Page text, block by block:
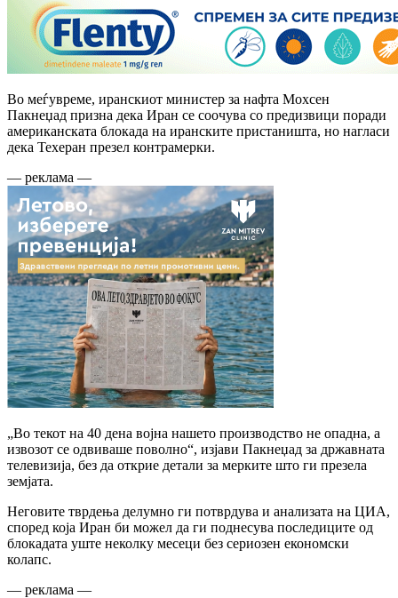
Во меѓувреме, иранскиот министер за нафта Мохсен
Пакнеџад призна дека Иран се соочува со предизвици поради
американската блокада на иранските пристаништа, но нагласи
дека Техеран презел контрамерки.
— реклама —
„Во текот на 40 дена војна нашето производство не опадна, а
извозот се одвиваше поволно“, изјави Пакнеџад за државната
телевизија, без да открие детали за мерките што ги презела
земјата.
Неговите тврдења делумно ги потврдува и анализата на ЦИА,
според која Иран би можел да ги поднесува последиците од
блокадата уште неколку месеци без сериозен економски
колапс.
— реклама —